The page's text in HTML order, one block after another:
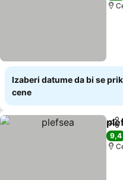
Izaberi datume da bi se
cene
Deli
9,4